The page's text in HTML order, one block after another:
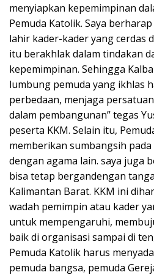
menyiapkan kepemimpinan
Pemuda Katolik. Saya
lahir kader-kader yang cerdas
itu berakhlak dalam tindakan
kepemimpinan. Sehingga
lumbung pemuda yang ikhlas
perbedaan, menjaga
dalam pembangunan” tegas
peserta KKM. Selain itu,
memberikan sumbangsih
dengan agama lain. saya juga
bisa tetap bergandengan
Kalimantan Barat. KKM ini
wadah pemimpin atau kader
untuk mempengaruhi,
baik di organisasi sampai di
Pemuda Katolik harus
pemuda bangsa, pemuda